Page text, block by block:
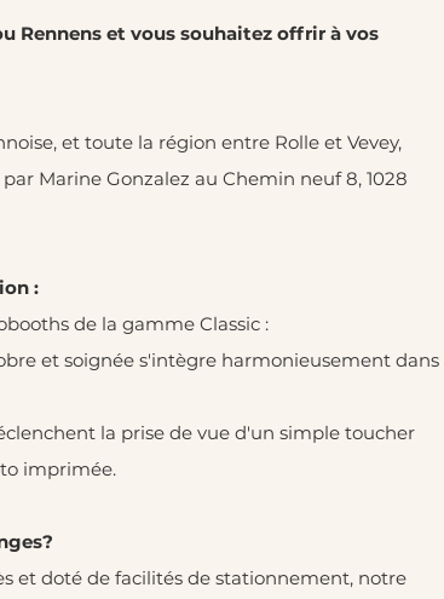
Rennens et vous souhaitez offrir à vos
et toute la région entre Rolle et Vevey,
Marine Gonzalez au Chemin neuf 8, 1028
:
de la gamme Classic :
et soignée s'intègre harmonieusement dans
la prise de vue d'un simple toucher
imprimée.
et doté de facilités de stationnement, notre